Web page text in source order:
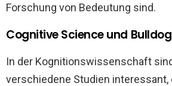
Forschung von Bedeutung sind.
Cognitive Science und
In der Kognitionswissenschaft
verschiedene Studien